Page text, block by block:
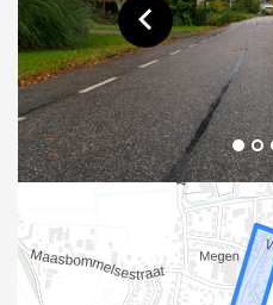
Toon vorige